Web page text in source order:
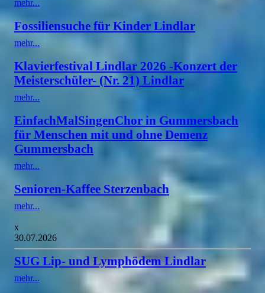
mehr...
Fossiliensuche für Kinder Lindlar
mehr...
Klavierfestival Lindlar 2026 -Konzert der
Meisterschüler- (Nr. 21) Lindlar
mehr...
EinfachMalSingenChor in Gummersbach
für Menschen mit und ohne Demenz
Gummersbach
mehr...
Senioren-Kaffee Sterzenbach
mehr...
x
30.07.2026
SUG Lip- und Lymphödem Lindlar
mehr...